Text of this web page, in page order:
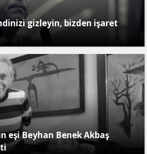
gizleyin, bizden işaret
eşi Beyhan Benek Akbaş